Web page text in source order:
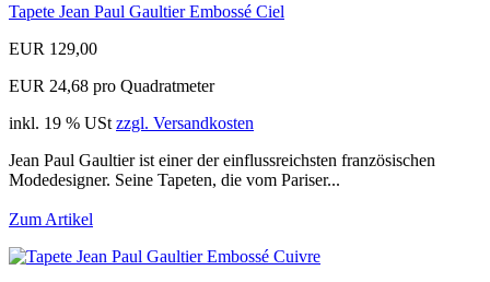
Tapete Jean Paul Gaultier Embossé Ciel
EUR 129,00
EUR 24,68 pro Quadratmeter
inkl. 19 % USt zzgl. Versandkosten
Jean Paul Gaultier ist einer der einflussreichsten französischen
Modedesigner. Seine Tapeten, die vom Pariser...
Zum Artikel